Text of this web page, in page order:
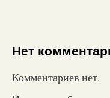
Нет
Комментариев нет.